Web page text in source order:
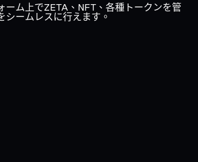
ーム上でZETA、NFT、各種トークンを管
ームレスに行えます。